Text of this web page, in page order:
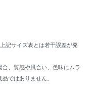
記サイズ表とは若干誤差が発
、質感や風合い、色味にムラ
ではありません。